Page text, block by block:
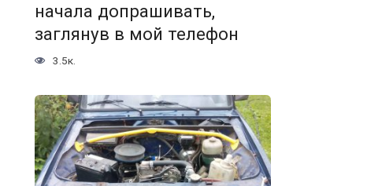
начала допрашивать,
заглянув в мой телефон
3.5к.